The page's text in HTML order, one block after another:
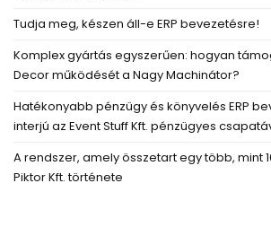
Tudja meg, készen áll-e ERP bevezetésre!
Komplex gyártás egyszerűen: hogyan
Decor működését a Nagy Machinátor?
Hatékonyabb pénzügy és könyvelés ERP
interjú az Event Stuff Kft. pénzügyes
A rendszer, amely összetart egy több, mint
Piktor Kft. története